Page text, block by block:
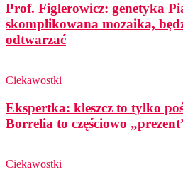
Prof. Figlerowicz: genetyka
skomplikowana mozaika,
odtwarzać
Ciekawostki
Ekspertka: kleszcz to tylko
Borrelia to częściowo
Ciekawostki